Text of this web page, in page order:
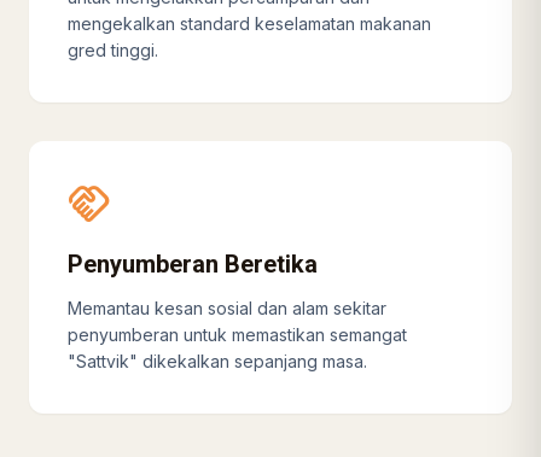
mengekalkan standard keselamatan makanan
gred tinggi.
handshake
Penyumberan Beretika
Memantau kesan sosial dan alam sekitar
penyumberan untuk memastikan semangat
"Sattvik" dikekalkan sepanjang masa.